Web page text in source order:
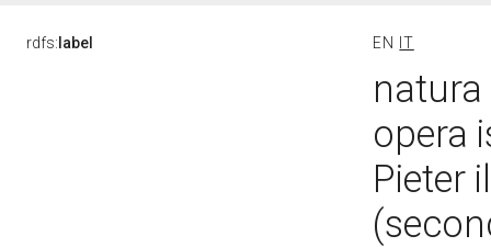
rdfs: label EN IT
opera
Pieter